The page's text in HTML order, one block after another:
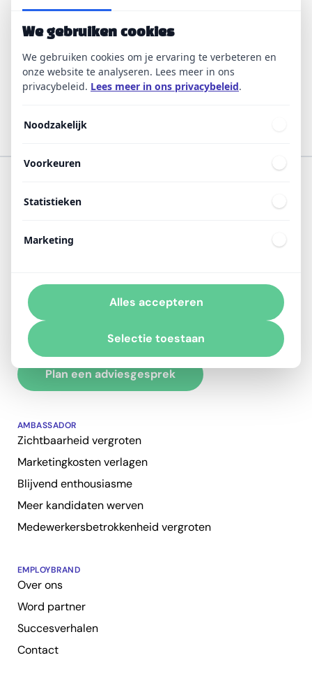
Single sign-on via Azure AD
voor ambassadeurs
netwerk.
EMPLOYBRAND PROBEREN?
Plan een adviesgesprek
AMBASSADOR
Zichtbaarheid vergroten
Marketingkosten verlagen
Blijvend enthousiasme
Meer kandidaten werven
Medewerkersbetrokkenheid vergroten
EMPLOYBRAND
Over ons
Word partner
Succesverhalen
Contact
We gebruiken cookies
We gebruiken cookies om je ervaring te verbeteren en
onze website te analyseren. Lees meer in ons
privacybeleid. Lees meer in ons privacybeleid.
Noodzakelijk
Voorkeuren
Statistieken
Marketing
Selectie toestaan
Alles accepteren